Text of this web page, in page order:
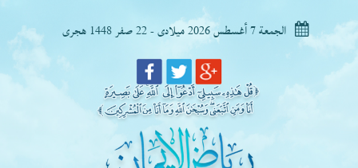
الجمعة 7 أغسطس 2026 ميلادى - 22 صفر 1448 هجرى